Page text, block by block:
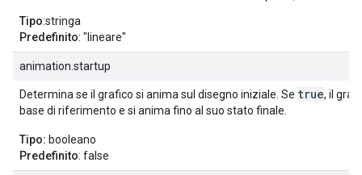
Tipo:stringa
Predefinito: "lineare"
animation.startup
Determina se il grafico si anima sul disegno iniziale. Se true, il
base di riferimento e si anima fino al suo stato finale.
Tipo: booleano
Predefinito: false